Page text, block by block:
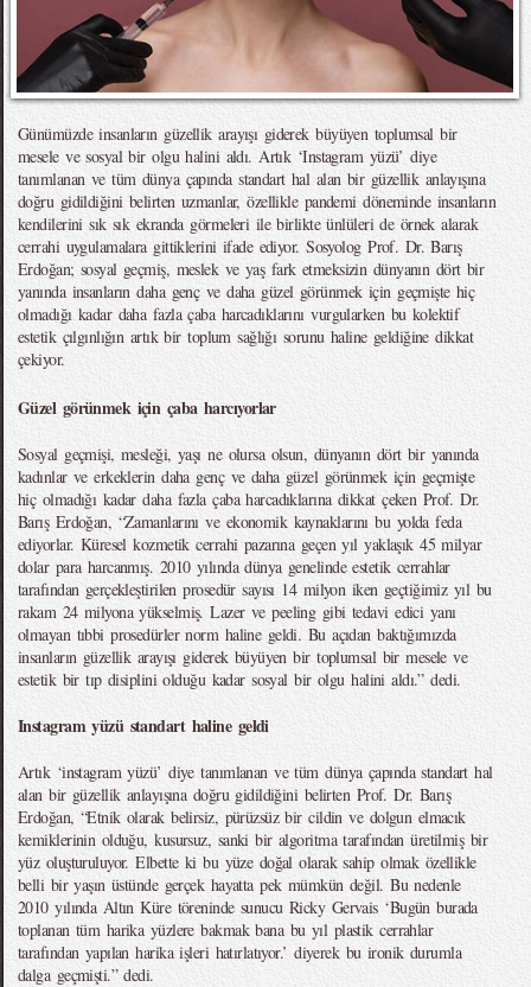
Günümüzde insanların güzellik arayışı giderek büyüyen toplumsal bir
mesele ve sosyal bir olgu halini aldı. Artık ‘Instagram yüzü’ diye
tanımlanan ve tüm dünya çapında standart hal alan bir güzellik anlayışına
doğru gidildiğini belirten uzmanlar, özellikle pandemi döneminde insanların
kendilerini sık sık ekranda görmeleri ile birlikte ünlüleri de örnek alarak
cerrahi uygulamalara gittiklerini ifade ediyor. Sosyolog Prof. Dr. Barış
Erdoğan; sosyal geçmiş, meslek ve yaş fark etmeksizin dünyanın dört bir
yanında insanların daha genç ve daha güzel görünmek için geçmişte hiç
olmadığı kadar daha fazla çaba harcadıklarını vurgularken bu kolektif
estetik çılgınlığın artık bir toplum sağlığı sorunu haline geldiğine dikkat
çekiyor.
Güzel görünmek için çaba harcıyorlar
Sosyal geçmişi, mesleği, yaşı ne olursa olsun, dünyanın dört bir yanında
kadınlar ve erkeklerin daha genç ve daha güzel görünmek için geçmişte
hiç olmadığı kadar daha fazla çaba harcadıklarına dikkat çeken Prof. Dr.
Barış Erdoğan, “Zamanlarını ve ekonomik kaynaklarını bu yolda feda
ediyorlar. Küresel kozmetik cerrahi pazarına geçen yıl yaklaşık 45 milyar
dolar para harcanmış. 2010 yılında dünya genelinde estetik cerrahlar
tarafından gerçekleştirilen prosedür sayısı 14 milyon iken geçtiğimiz yıl bu
rakam 24 milyona yükselmiş. Lazer ve peeling gibi tedavi edici yanı
olmayan tıbbi prosedürler norm haline geldi. Bu açıdan baktığımızda
insanların güzellik arayışı giderek büyüyen bir toplumsal bir mesele ve
estetik bir tıp disiplini olduğu kadar sosyal bir olgu halini aldı.” dedi.
Instagram yüzü standart haline geldi
Artık ‘instagram yüzü’ diye tanımlanan ve tüm dünya çapında standart hal
alan bir güzellik anlayışına doğru gidildiğini belirten Prof. Dr. Barış
Erdoğan, “Etnik olarak belirsiz, pürüzsüz bir cildin ve dolgun elmacık
kemiklerinin olduğu, kusursuz, sanki bir algoritma tarafından üretilmiş bir
yüz oluşturuluyor. Elbette ki bu yüze doğal olarak sahip olmak özellikle
belli bir yaşın üstünde gerçek hayatta pek mümkün değil. Bu nedenle
2010 yılında Altın Küre töreninde sunucu Ricky Gervais ‘Bugün burada
toplanan tüm harika yüzlere bakmak bana bu yıl plastik cerrahlar
tarafından yapılan harika işleri hatırlatıyor.’ diyerek bu ironik durumla
dalga geçmişti.” dedi.